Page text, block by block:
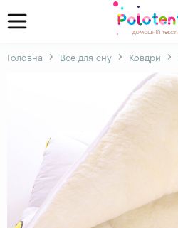
Головна Все для сну Ковдри